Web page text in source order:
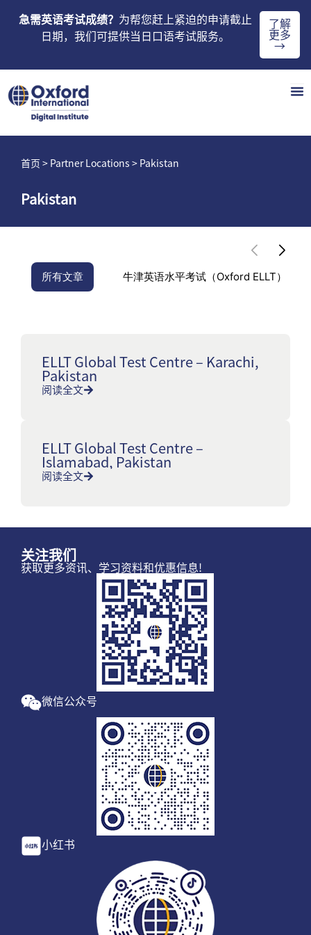
急需英语考试成绩？ 为帮您赶上紧迫的申请截止
日期，我们可提供当日口语考试服务。
了解
更多
→
首页 > Partner Locations > Pakistan
Pakistan
所有文章 牛津英语水平考试（Oxford ELLT）
ELLT Global Test Centre – Karachi,
Pakistan
阅读全文
ELLT Global Test Centre –
Islamabad, Pakistan
阅读全文
关注我们
获取更多资讯、学习资料和优惠信息!
微信公众号
小红书